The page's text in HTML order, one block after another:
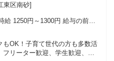
速線 東陽町3番口徒歩約22分、
東区南砂]
給 1250円～1300円 給与の前払
：1230円～ 遅番：1250円～)
～ (高校生…早番：
もOK！子育て世代の方も多数活
リーター歓迎、学生歓迎、副